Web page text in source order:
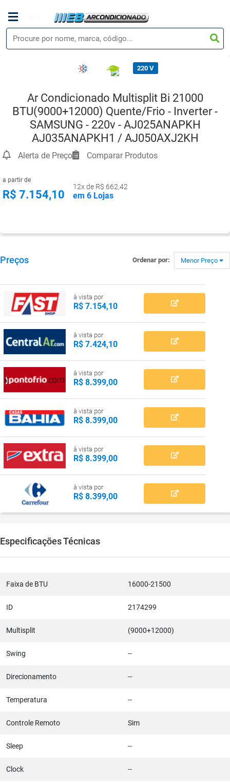
Ar Condicionado Multisplit Bi 21000
BTU(9000+12000) Quente/Frio - Inverter -
SAMSUNG - 220v - AJ025ANAPKH
AJ035ANAPKH1 / AJ050AXJ2KH
Alerta de Preço Comparar Produtos
a partir de
R$ 7.154,10
12x de R$ 662,42
em 6 Lojas
220 V
Preços Ordenar por: Menor Preço
à vista por
R$ 7.154,10
à vista por
R$ 7.424,10
à vista por
R$ 8.399,00
à vista por
R$ 8.399,00
à vista por
R$ 8.399,00
à vista por
R$ 8.399,00
Especificações Técnicas
Faixa de BTU 16000-21500
ID 2174299
Multisplit (9000+12000)
Swing --
Direcionamento --
Temperatura --
Controle Remoto Sim
Sleep --
Clock --